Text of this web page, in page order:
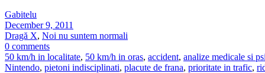
Gabitelu
December 9, 2011
Dragă X, Noi nu suntem normali
0 comments
50 km/h in localitate, 50 km/h in oras, accident, analize medicale si
Nintendo, pietoni indisciplinati, placute de frana, prioritate in trafic,